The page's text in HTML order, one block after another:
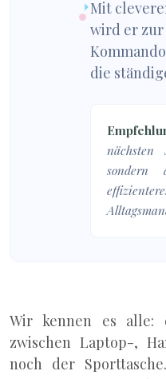
Mit
wird er
die
nächsten
Wir kennen es alle:
zwischen Laptop-,
noch der